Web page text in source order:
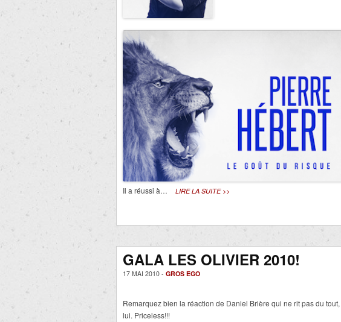
Il a réussi à… LIRE LA SUITE >>
GALA LES OLIVIER 2010!
17 MAI 2010 - GROS EGO
Remarquez bien la réaction de Daniel Brière qui ne rit pas du
lui. Priceless!!!